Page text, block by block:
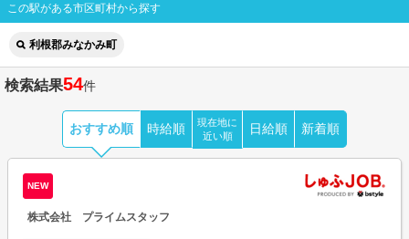
この駅がある市区町村から探す
利根郡みなかみ町
検索結果54件
おすすめ順 時給順
現在地に
近い順
日給順 新着順
NEW
株式会社 プライムスタッフ